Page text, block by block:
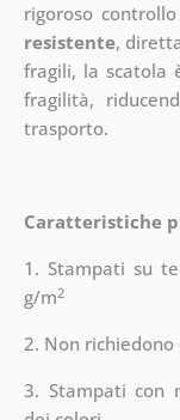
rigoroso
resistente,
fragili, la scatola
fragilità,
trasporto.
Caratteristiche
1. Stampati su
g/m2
2. Non
3. Stampati con